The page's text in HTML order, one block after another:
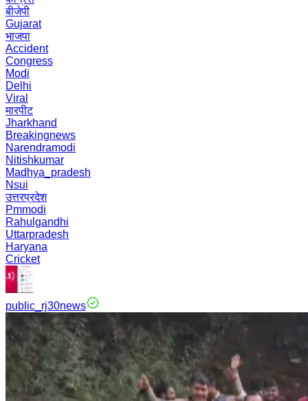
बीजेपी
Gujarat
भाजपा
Accident
Congress
Modi
Delhi
Viral
मारपीट
Jharkhand
Breakingnews
Narendramodi
Nitishkumar
Madhya_pradesh
Nsui
उत्तरप्रदेश
Pmmodi
Rahulgandhi
Uttarpradesh
Haryana
Cricket
public_rj30news